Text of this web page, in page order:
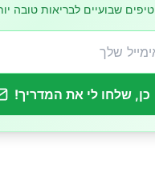
טיפים שבועיים לבריאות טובה
כן, שלחו לי את המדריך!